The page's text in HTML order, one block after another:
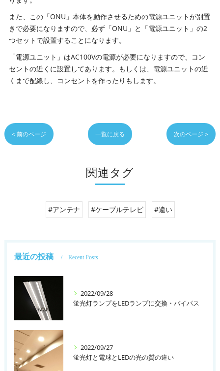
また、この「ONU」本体を動作させるための電源ユニットが別置
きで必要になりますので、必ず「ONU」と「電源ユニット」の2
つセットで設置することになります。
「電源ユニット」はAC100Vの電源が必要になりますので、コン
セントの近くに設置してあります。もしくは、電源ユニットの近
くまで配線し、コンセントを作ったりもします。
< 前のページ 一覧に戻る 次のページ >
関連タグ
#アンテナ #ケーブルテレビ #違い
最近の投稿 Recent Posts
2022/09/28
蛍光灯ランプをLEDランプに交換・バイパス
2022/09/27
蛍光灯と電球とLEDの光の質の違い